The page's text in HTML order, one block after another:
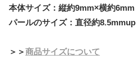
本体サイズ：縦約9mm×横約6mm
パールのサイズ：直径約8.5mmup
＞＞商品サイズについて